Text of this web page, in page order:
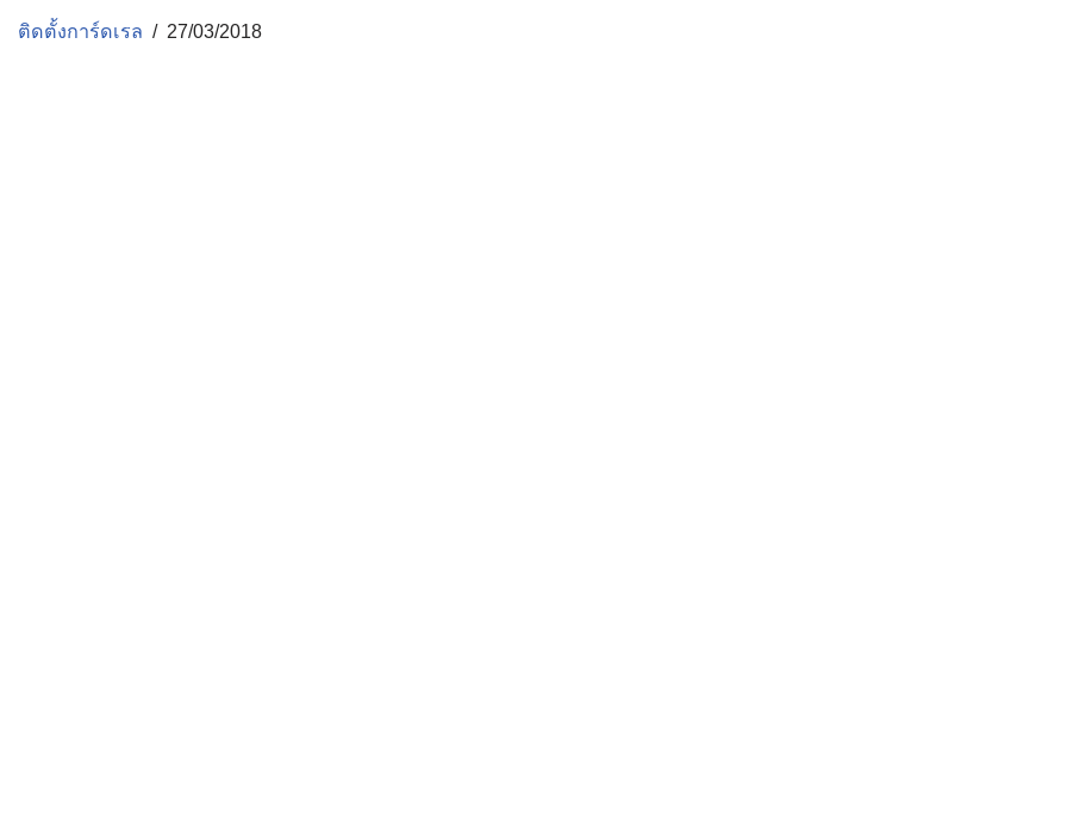
ติดตั้งการ์ดเรล 27/03/2018